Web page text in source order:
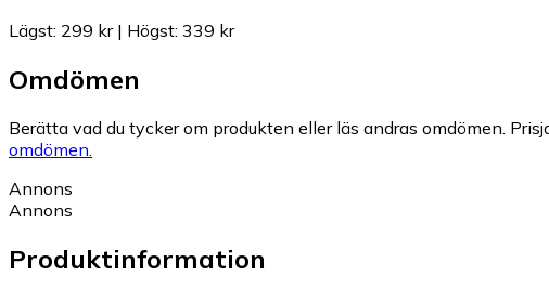
Lägst: 299 kr| Högst: 339 kr
Omdömen
Berätta vad du tycker om produkten eller läs andras omdömen.
omdömen.
Annons
Annons
Produktinformation